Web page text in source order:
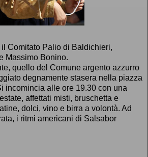
Comitato Palio di Baldichieri,
Massimo Bonino.
quello del Comune argento azzurro
degnamente stasera nella piazza
incomincia alle ore 19.30 con una
affettati misti, bruschetta e
dolci, vino e birra a volontà. Ad
i ritmi americani di Salsabor